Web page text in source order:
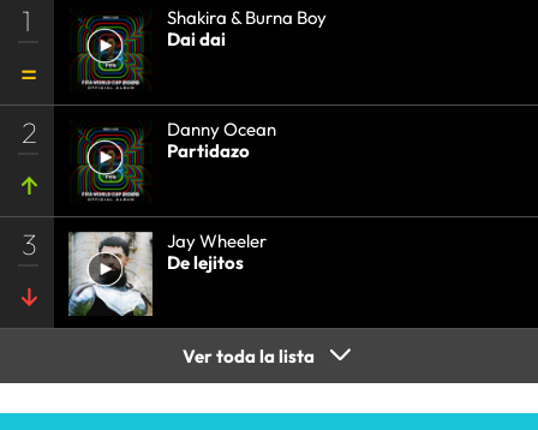
1
Shakira & Burna Boy
Dai dai
2
Danny Ocean
Partidazo
3
Jay Wheeler
De lejitos
Ver toda la lista